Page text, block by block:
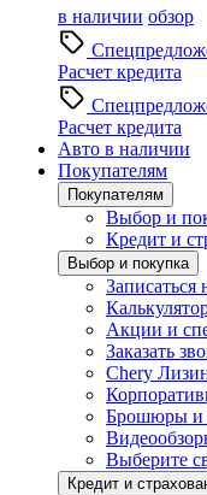
в наличии обзор
Расчет кредита
Расчет кредита
Авто в наличии
Покупателям
Покупателям
Выбор и
Кредит и
Выбор и покупка
Записаться
Акции и
Заказать
Chery
Брошюры и
Выберите
Кредит и